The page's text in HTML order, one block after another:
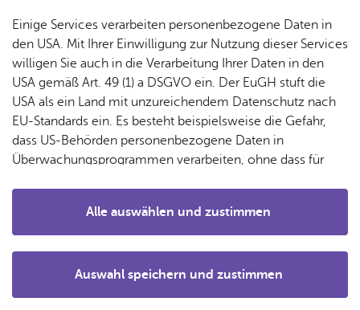
Ämter
A–Z
Diens
t­leis­
tun­gen
A–Z
For­
fent­li­
che
Be­
kannt­
ma­
chun­
& TV
Pres­se
Bil­
dung
& Be­
treu­
ung
Potz­
be­
treu­
ung
Schu­
len
Bau­
stel­len
& Um­
lei­tun­
Um­
welt &
Kli­ma­
Sa­nie­
ren &
bi­li­en
Stadt­
Fa­mi­lie
& Kin­
der
Se­nio­
ren
Woh­
nen
re­frei
Pfle­ge
& Un­
ter­stüt­
zung
Erweiterte Suche
St. Ni­ko­laus – Stadt
05.12.2026, 18:00 Uhr
Stadtorchester Friedrichshafen –
Einige Services verarbeiten personenbezogene Daten in
den USA. Mit Ihrer Einwilligung zur Nutzung dieser Services
willigen Sie auch in die Verarbeitung Ihrer Daten in den
USA gemäß Art. 49 (1) a DSGVO ein. Der EuGH stuft die
USA als ein Land mit unzureichendem Datenschutz nach
EU-Standards ein. Es besteht beispielsweise die Gefahr,
dass US-Behörden personenbezogene Daten in
Überwachungsprogrammen verarbeiten, ohne dass für
Auswahl speichern und zustimmen
Alle auswählen und zustimmen